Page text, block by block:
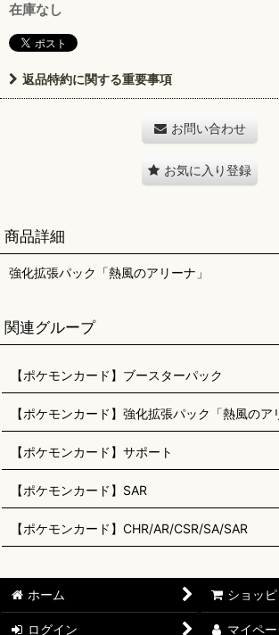
在庫なし
返品特約に関する重要事項
お問い合わせ
お気に入り登録
商品詳細
強化拡張パック「熱風のアリーナ」
関連グループ
【ポケモンカード】ブースターパック
【ポケモンカード】強化拡張パック「熱風のア
【ポケモンカード】サポート
【ポケモンカード】SAR
【ポケモンカード】CHR/AR/CSR/SA/SAR
ホーム ショッ
ログイン マイペ